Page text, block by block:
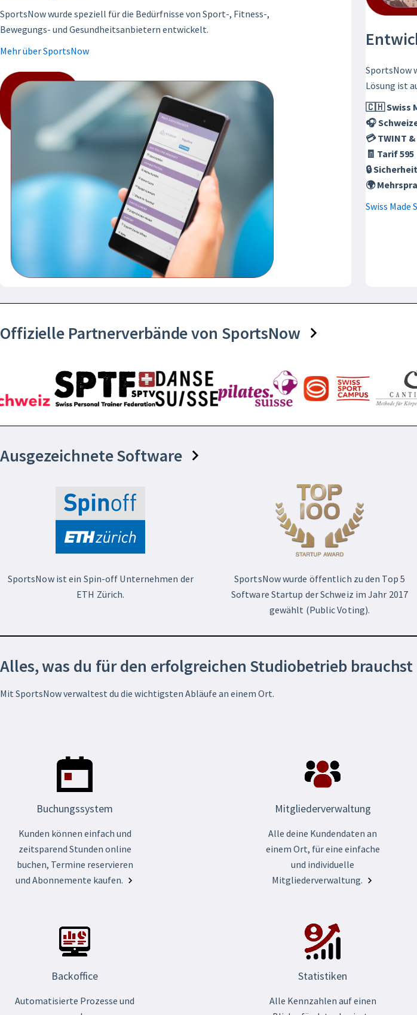
SportsNow wurde speziell für die Bedürfnisse von Sport-, Fitness-,
Bewegungs- und Gesundheitsanbietern entwickelt.
Mehr über SportsNow
SportsNow
Lösung ist
🇨🇭 Swiss
🎧
💳 TWINT
🧾 Tarif 595
🔒
🌍
Swiss Made
Offizielle Partnerverbände von SportsNow
Ausgezeichnete Software
SportsNow ist ein Spin-off Unternehmen der
ETH Zürich.
SportsNow wurde öffentlich zu den Top 5
Software Startup der Schweiz im Jahr 2017
gewählt (Public Voting).
Alles, was du für den erfolgreichen Studiobetrieb brauchst
Mit SportsNow verwaltest du die wichtigsten Abläufe an einem Ort.
Buchungssystem
Kunden können einfach und
zeitsparend Stunden online
buchen, Termine reservieren
und Abonnemente kaufen.
Mitgliederverwaltung
Alle deine Kundendaten an
einem Ort, für eine einfache
und individuelle
Mitgliederverwaltung.
Backoffice
Automatisierte Prozesse und
Statistiken
Alle Kennzahlen auf einen